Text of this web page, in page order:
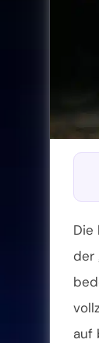
Die
der
auf